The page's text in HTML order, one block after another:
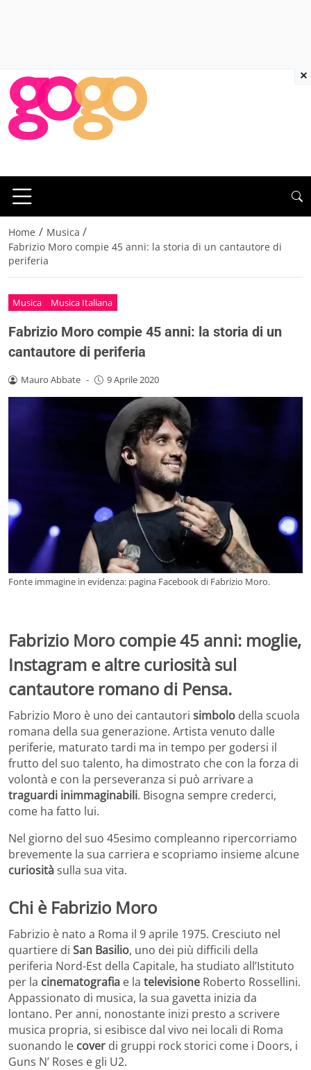
Home / Musica /
Fabrizio Moro compie 45 anni: la storia di un cantautore di
periferia
Musica Musica Italiana
Fabrizio Moro compie 45 anni: la storia di un
cantautore di periferia
Mauro Abbate - 9 Aprile 2020
Fonte immagine in evidenza: pagina Facebook di Fabrizio Moro.
Fabrizio Moro compie 45 anni: moglie,
Instagram e altre curiosità sul
cantautore romano di Pensa.
Fabrizio Moro è uno dei cantautori simbolo della scuola
romana della sua generazione. Artista venuto dalle
periferie, maturato tardi ma in tempo per godersi il
frutto del suo talento, ha dimostrato che con la forza di
volontà e con la perseveranza si può arrivare a
traguardi inimmaginabili. Bisogna sempre crederci,
come ha fatto lui.
Nel giorno del suo 45esimo compleanno ripercorriamo
brevemente la sua carriera e scopriamo insieme alcune
curiositàsulla sua vita.
Chi è Fabrizio Moro
Fabrizio è nato a Roma il 9 aprile 1975. Cresciuto nel
quartiere di San Basilio, uno dei più difficili della
periferia Nord-Est della Capitale, ha studiato all’Istituto
per la cinematografia e la televisione Roberto Rossellini.
Appassionato di musica, la sua gavetta inizia da
lontano. Per anni, nonostante inizi presto a scrivere
musica propria, si esibisce dal vivo nei locali di Roma
suonando le cover di gruppi rock storici come i Doors, i
Guns N’ Roses e gli U2.
×